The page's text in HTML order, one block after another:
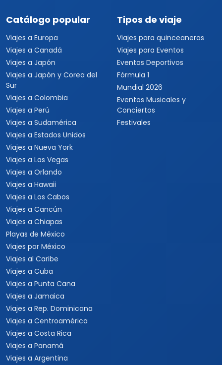
Catálogo popular
Viajes a Europa
Viajes a Canadá
Viajes a Japón
Viajes a Japón y Corea del
Sur
Viajes a Colombia
Viajes a Perú
Viajes a Sudamérica
Viajes a Estados Unidos
Viajes a Nueva York
Viajes a Las Vegas
Viajes a Orlando
Viajes a Hawaii
Viajes a Los Cabos
Viajes a Cancún
Viajes a Chiapas
Playas de México
Viajes por México
Viajes al Caribe
Viajes a Cuba
Viajes a Punta Cana
Viajes a Jamaica
Viajes a Rep. Dominicana
Viajes a Centroamérica
Viajes a Costa Rica
Viajes a Panamá
Viajes a Argentina
Tipos de viaje
Viajes para quinceaneras
Viajes para Eventos
Eventos Deportivos
Fórmula 1
Mundial 2026
Eventos Musicales y
Conciertos
Festivales